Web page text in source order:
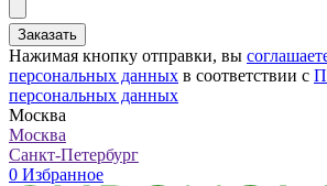
Заказать
Нажимая кнопку отправки, вы
персональных данных в соответствии с
персональных данных
Москва
Москва
Санкт-Петербург
0 Избранное